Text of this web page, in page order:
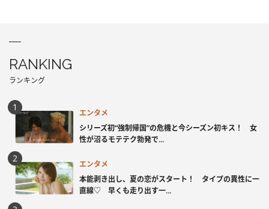
RANKING
ランキング
エンタメ
シリーズ初“強制帰国”の危機と今シーズン初キス！ 女
性が沼るモテテク勃発で...
エンタメ
本能剥き出し、夏の恋がスタート！ タイプの異性に一
直線♡ 早くも走り出す一...